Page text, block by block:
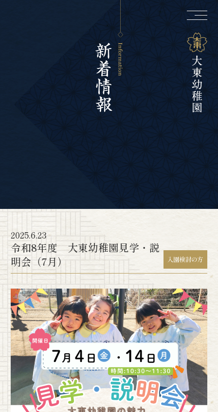
2025.6.23
令和8年度 大東幼稚園見学・説
明会（7月）